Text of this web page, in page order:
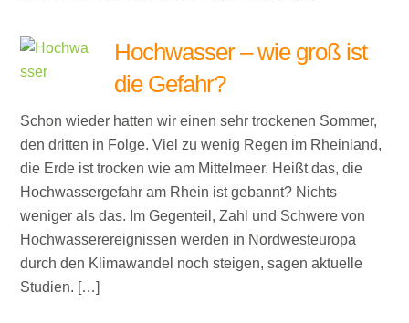
Hochwasser – wie groß ist
die Gefahr?
Schon wieder hatten wir einen sehr trockenen Sommer,
den dritten in Folge. Viel zu wenig Regen im Rheinland,
die Erde ist trocken wie am Mittelmeer. Heißt das, die
Hochwassergefahr am Rhein ist gebannt? Nichts
weniger als das. Im Gegenteil, Zahl und Schwere von
Hochwasserereignissen werden in Nordwesteuropa
durch den Klimawandel noch steigen, sagen aktuelle
Studien. […]